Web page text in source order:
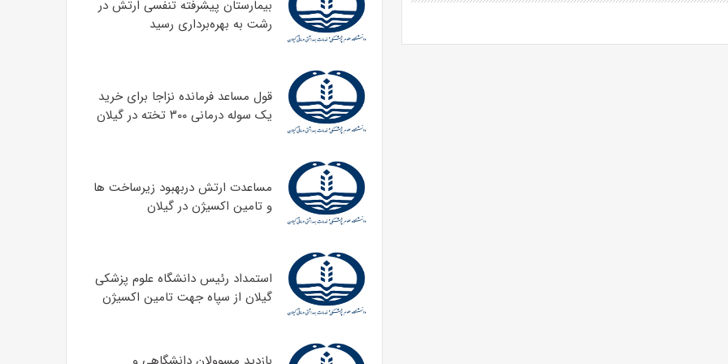
بیمارستان پیشرفته تنفسی ارتش در
رشت به بهره‌برداری رسید
قول مساعد فرمانده نزاجا برای خرید
یک سوله درمانی ۳۰۰ تخته در گیلان
مساعدت ارتش دربهبود زیرساخت ها
و تامین اکسیژن در گیلان
استمداد رئیس دانشگاه علوم پزشکی
گیلان از سپاه جهت تامین اکسیژن